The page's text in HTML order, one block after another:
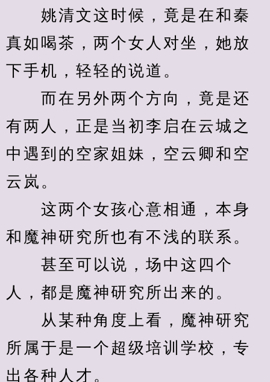
姚清文这时候，竟是在和秦
真如喝茶，两个女人对坐，她放
下手机，轻轻的说道。
而在另外两个方向，竟是还
有两人，正是当初李启在云城之
中遇到的空家姐妹，空云卿和空
云岚。
这两个女孩心意相通，本身
和魔神研究所也有不浅的联系。
甚至可以说，场中这四个
人，都是魔神研究所出来的。
从某种角度上看，魔神研究
所属于是一个超级培训学校，专
出各种人才。